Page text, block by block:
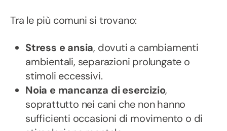
Tra le più comuni si trovano:
Stress e ansia, dovuti a cambiamenti
ambientali, separazioni prolungate o
stimoli eccessivi.
Noia e mancanza di esercizio,
soprattutto nei cani che non hanno
sufficienti occasioni di movimento o di